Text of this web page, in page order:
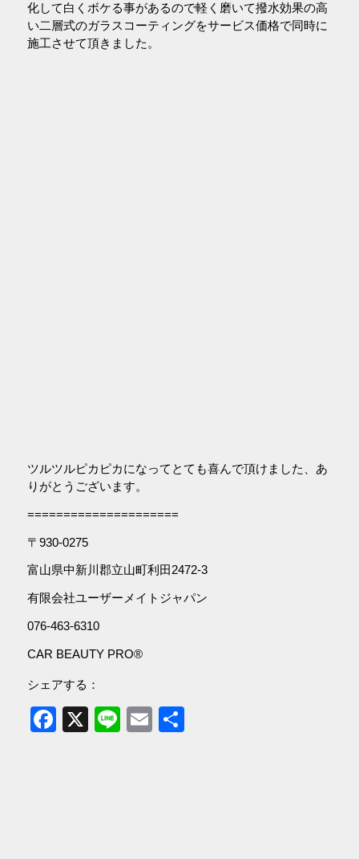
化して白くボケる事があるので軽く磨いて撥水効果の高
い二層式のガラスコーティングをサービス価格で同時に
施工させて頂きました。
ツルツルピカピカになってとても喜んで頂けました、あ
りがとうございます。
=====================
〒930-0275
富山県中新川郡立山町利田2472-3
有限会社ユーザーメイトジャパン
076-463-6310
CAR BEAUTY PRO®
シェアする：
Facebook
X LineEmail
共